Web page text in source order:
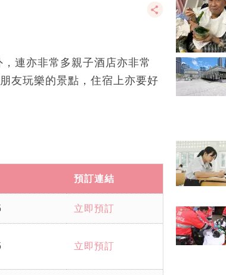
連亦非常多親子酒店亦非常
友玩樂的景點，住宿上亦要好
預訂連結
立即預訂
立即預訂